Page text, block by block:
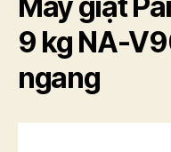
Máy giặt
9 kg NA-
ngang